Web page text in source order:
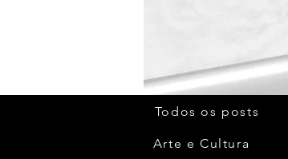
Todos os posts
Arte e Cultura